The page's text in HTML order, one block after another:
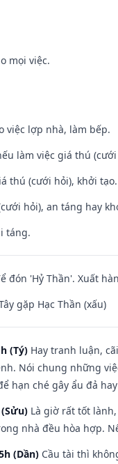
mọi việc.
việc lợp nhà, làm bếp.
làm việc giá thú
thú (cưới hỏi), khởi tạo.
hỏi), an táng hay
táng.
đón 'Hỷ Thần'. Xuất
gặp Hạc Thần (xấu)
(Tý) Hay tranh luận,
Nói chung những
hạn ché gây ẩu đả
Là giờ rất tốt
nhà đều hòa hợp.
(Dần) Cầu tài thì